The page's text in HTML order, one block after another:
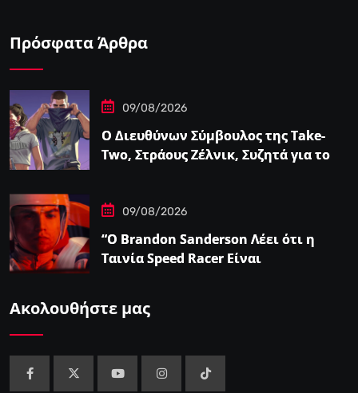
Πρόσφατα Άρθρα
09/08/2026
Ο Διευθύνων Σύμβουλος της Take-
Two, Στράους Ζέλνικ, Συζητά για το
09/08/2026
“Ο Brandon Sanderson Λέει ότι η
Ταινία Speed Racer Είναι
Ακολουθήστε μας